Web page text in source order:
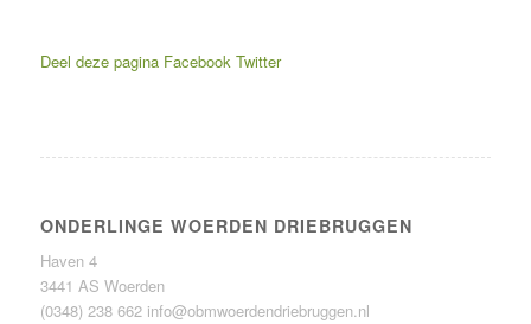
Deel deze pagina Facebook Twitter
ONDERLINGE WOERDEN DRIEBRUGGEN
Haven 4
3441 AS Woerden
(0348) 238 662 info@obmwoerdendriebruggen.nl